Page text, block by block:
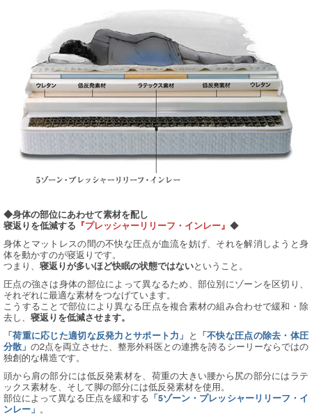
◆身体の部位にあわせて素材を配し
寝返りを低減する 『プレッシャーリリーフ・インレー』 ◆
身体とマットレスの間の不快な圧点が血流を妨げ、それを解消しようと身
体を動かすのが寝返りです。
つまり、 寝返りが多いほど快眠の状態ではないということ。
圧点の強さは身体の部位によって異なるため、部位別にゾーンを区切り、
それぞれに最適な素材をつなげています。
こうすることで部位により異なる圧点を複合素材の組み合わせで緩和・除
去し、 寝返りを低減させます。
「荷重に応じた適切な反発力とサポート力」 と 「不快な圧点の除去・体圧
分散」の2点を両立させた、整形外科医との連携を誇るシーリーならではの
独創的な構造です。
頭から肩の部分には低反発素材を、荷重の大きい腰から尻の部分にはラテ
ックス素材を、そして脚の部分には低反発素材を使用。
部位によって異なる圧点を緩和する 「5ゾーン・プレッシャーリリーフ・イ
ンレー」 。